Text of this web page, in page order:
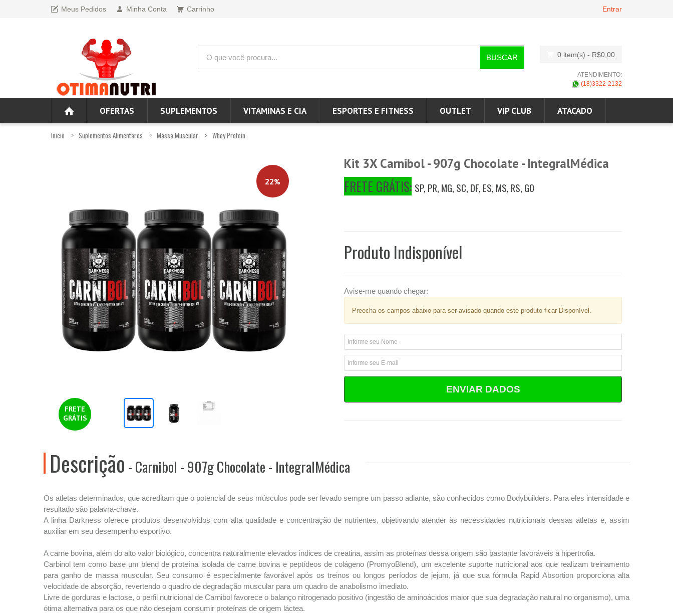
Meus Pedidos Minha Conta Carrinho Entrar
BUSCAR 0 item(s) - R$0,00
ATENDIMENTO:
(18)3322-2132
OFERTAS SUPLEMENTOS VITAMINAS E CIA ESPORTES E FITNESS OUTLET VIP CLUB ATACADO
Inicio Suplementos Alimentares Massa Muscular Whey Protein
22%
FRETE
GRÁTIS
Kit 3X Carnibol - 907g Chocolate - IntegralMédica
FRETE GRÁTIS: SP, PR, MG, SC, DF, ES, MS, RS, GO
Produto Indisponível
Avise-me quando chegar:
Preecha os campos abaixo para ser avisado quando este produto ficar Disponível.
ENVIAR DADOS
Descrição - Carnibol - 907g Chocolate - IntegralMédica
Os atletas determinados, que acreditam que o potencial de seus músculos pode ser levado sempre um passo adiante, são conhecidos como Bodybuilders. Para eles intensidade e
resultado são palavra-chave.
A linha Darkness oferece produtos desenvolvidos com alta qualidade e concentração de nutrientes, objetivando atender às necessidades nutricionais dessas atletas e, assim
auxiliar em seu desempenho esportivo.
A carne bovina, além do alto valor biológico, concentra naturalmente elevados indices de creatina, assim as proteínas dessa origem são bastante favoráveis à hipertrofia.
Carbinol tem como base um blend de proteína isolada de carne bovina e peptídeos de colágeno (PromyoBlend), um excelente suporte nutricional aos que realizam treinamento
para ganho de massa muscular. Seu consumo é especialmente favorável após os treinos ou longos períodos de jejum, já que sua fórmula Rapid Absortion proporciona alta
velocidade de absorção, revertendo o quadro de degradação muscular para um quadro de anabolismo imediato.
Livre de gorduras e lactose, o perfil nutricional de Carnibol favorece o balanço nitrogenado positivo (ingestão de aminoácidos maior que sua degradação natural no organismo), uma
ótima alternativa para os que não desejam consumir proteínas de origem láctea.